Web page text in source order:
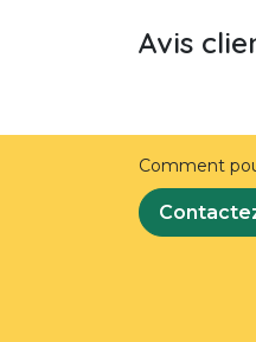
Avis
Comment